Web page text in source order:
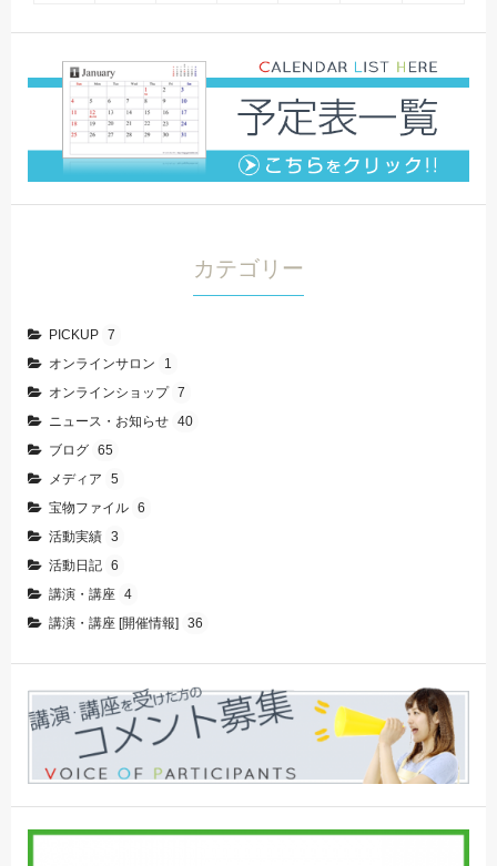
カテゴリー
PICKUP 7
オンラインサロン
1
オンラインショップ 7
ニュース・お知らせ 40
ブログ 65
メディア
5
宝物ファイル 6
活動実績 3
活動日記 6
講演・講座 4
講演・講座 [開催情報]
36